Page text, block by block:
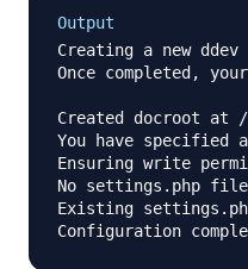
Output
Creating a new
Once completed,
Created docroot at
You have
Ensuring write
No settings.php
Existing